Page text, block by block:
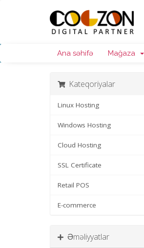
Ana səhifə Mağaza
Kateqoriyalar
Linux Hosting
Windows Hosting
Cloud Hosting
SSL Certificate
Retail POS
E-commerce
Əməliyyatlar